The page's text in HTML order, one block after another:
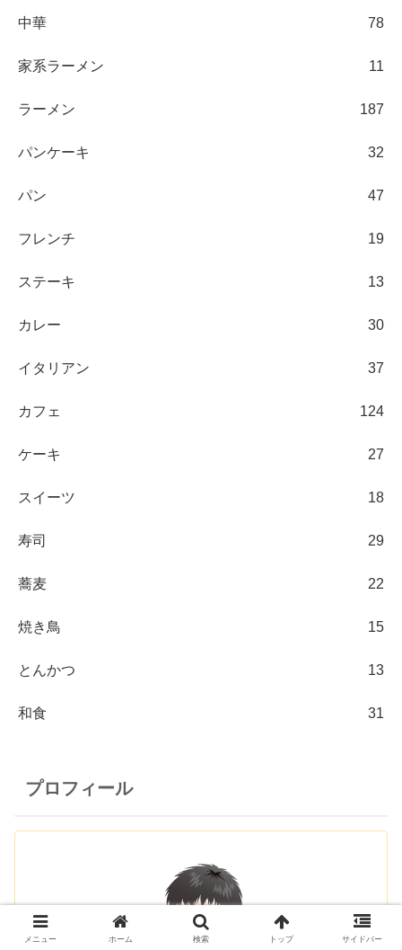
中華 78
家系ラーメン 11
ラーメン 187
パンケーキ 32
パン 47
フレンチ 19
ステーキ 13
カレー 30
イタリアン 37
カフェ 124
ケーキ 27
スイーツ 18
寿司 29
蕎麦 22
焼き鳥 15
とんかつ 13
和食 31
プロフィール
メニュー ホーム 検索 トップ サイドバー